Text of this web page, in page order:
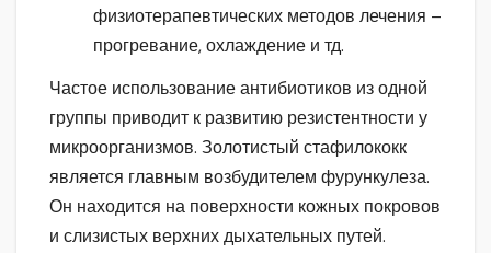
физиотерапевтических методов лечения –
прогревание, охлаждение и тд.
Частое использование антибиотиков из одной
группы приводит к развитию резистентности у
микроорганизмов. Золотистый стафилококк
является главным возбудителем фурункулеза.
Он находится на поверхности кожных покровов
и слизистых верхних дыхательных путей.